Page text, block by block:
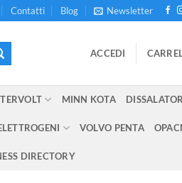
Contatti Blog Newsletter
ACCEDI
MINN KOTA
VOLVO PENTA
DIRECTORY